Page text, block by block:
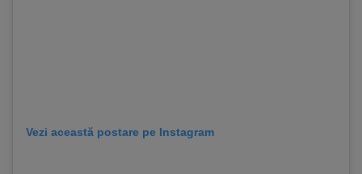
Vezi această postare pe Instagram